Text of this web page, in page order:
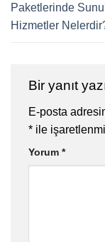
Paketlerinde
Hizmetler
Bir yanıt
E-posta
* ile
Yorum *